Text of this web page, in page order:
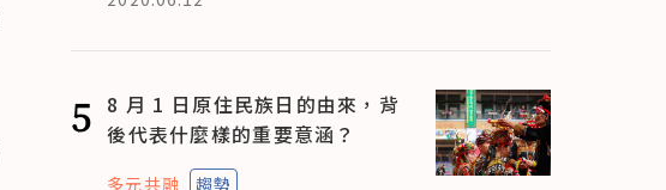
5 8 月 1 日原住民族日的由來，背
後代表什麼樣的重要意涵？
多元共融
趨勢